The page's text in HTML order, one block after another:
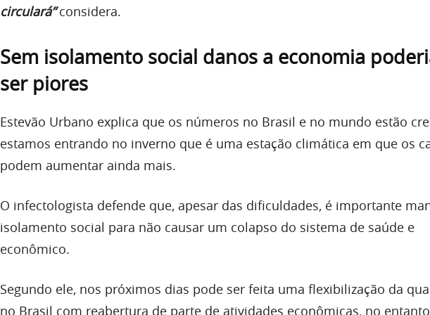
circulará”considera.
Sem isolamento social danos a economia
ser piores
Estevão Urbano explica que os números no Brasil e no mundo estão
estamos entrando no inverno que é uma estação climática em que os
podem aumentar ainda mais.
O infectologista defende que, apesar das dificuldades, é importante
isolamento social para não causar um colapso do sistema de saúde e
econômico.
Segundo ele, nos próximos dias pode ser feita uma flexibilização da
no Brasil com reabertura de parte de atividades econômicas, no